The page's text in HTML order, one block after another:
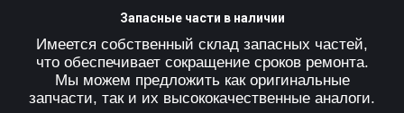
Запасные части в наличии
Имеется собственный склад запасных частей,
что обеспечивает сокращение сроков ремонта.
Мы можем предложить как оригинальные
запчасти, так и их высококачественные аналоги.